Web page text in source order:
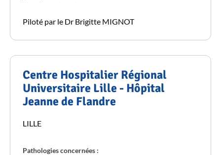
Piloté par le Dr Brigitte MIGNOT
Centre Hospitalier Régional
Universitaire Lille - Hôpital
Jeanne de Flandre
LILLE
Pathologies concernées :